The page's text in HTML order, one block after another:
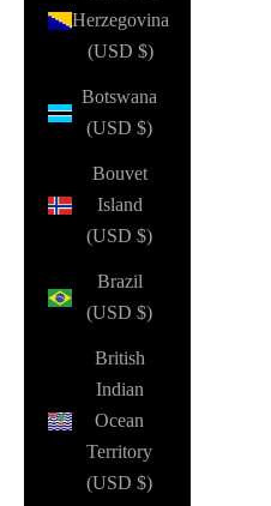
Herzegovina
(USD $)
Botswana
(USD $)
Bouvet
Island
(USD $)
Brazil
(USD $)
British
Indian
Ocean
Territory
(USD $)